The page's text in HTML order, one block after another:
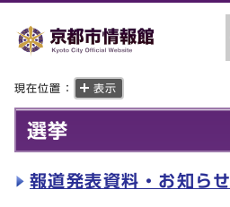
現在位置： 表示
選挙
報道発表資料・お知らせ